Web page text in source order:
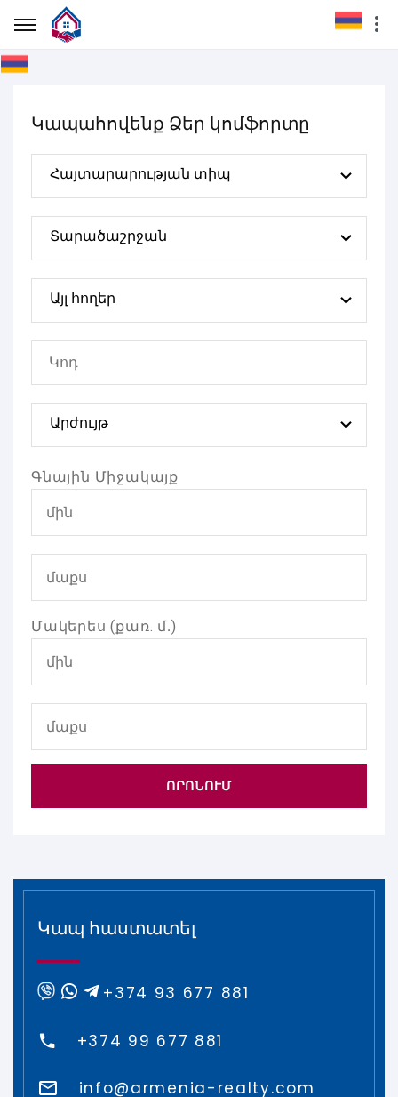
Կապահովենք Ձեր կոմֆորտը
Հայտարարության տիպ
Տարածաշրջան
Այլ հողեր
Արժույթ
Գնային Միջակայք
Մակերես (քառ. մ․)
ՈՐՈՆՈՒՄ
Կապ հաստատել
+374 93 677 881
+374 99 677 881
info@armenia-realty.com